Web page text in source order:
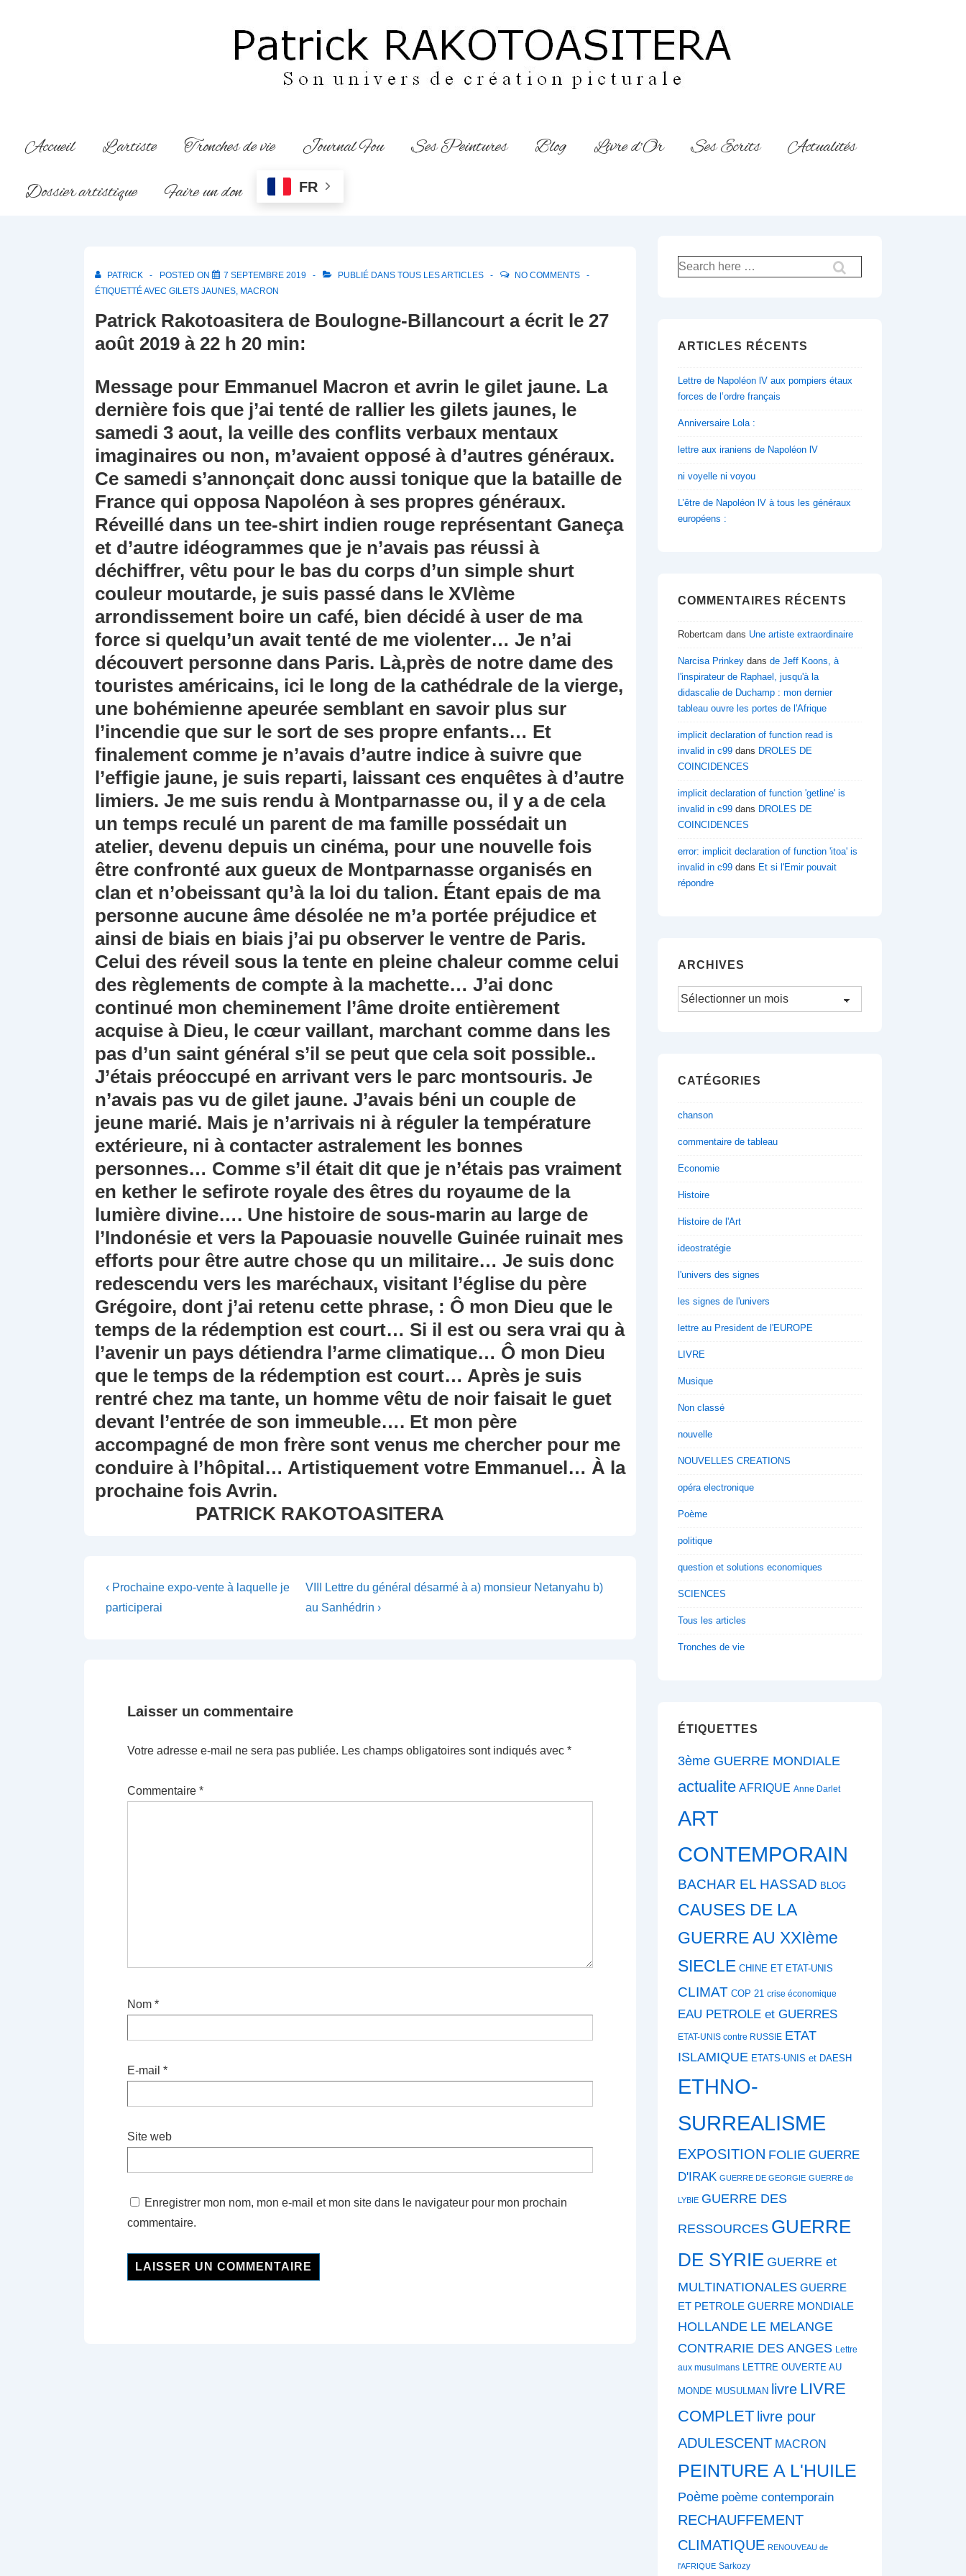
Navigation
Accueil L’artiste Tronches de vie Journal Fou Ses Peintures Blog Livre d’Or Ses Ecrits
Actualités
Dossier artistique
Faire un don FR
PATRICK POSTED ON 7 SEPTEMBRE 2019 PUBLIÉ DANS TOUS LES ARTICLES
NO COMMENTS
ÉTIQUETTÉ AVEC GILETS JAUNES, MACRON
Patrick Rakotoasitera de Boulogne-Billancourt a écrit le 27
août 2019 à 22 h 20 min:
Message pour Emmanuel Macron et avrin le gilet jaune. La
dernière fois que j’ai tenté de rallier les gilets jaunes, le
samedi 3 aout, la veille des conflits verbaux mentaux
imaginaires ou non, m’avaient opposé à d’autres généraux.
Ce samedi s’annonçait donc aussi tonique que la bataille de
France qui opposa Napoléon à ses propres généraux.
Réveillé dans un tee-shirt indien rouge représentant Ganeça
et d’autre idéogrammes que je n’avais pas réussi à
déchiffrer, vêtu pour le bas du corps d’un simple shurt
couleur moutarde, je suis passé dans le XVIème
arrondissement boire un café, bien décidé à user de ma
force si quelqu’un avait tenté de me violenter… Je n’ai
découvert personne dans Paris. Là,près de notre dame des
touristes américains, ici le long de la cathédrale de la vierge,
une bohémienne apeurée semblant en savoir plus sur
l’incendie que sur le sort de ses propre enfants… Et
finalement comme je n’avais d’autre indice à suivre que
l’effigie jaune, je suis reparti, laissant ces enquêtes à d’autre
limiers. Je me suis rendu à Montparnasse ou, il y a de cela
un temps reculé un parent de ma famille possédait un
atelier, devenu depuis un cinéma, pour une nouvelle fois
être confronté aux gueux de Montparnasse organisés en
clan et n’obeissant qu’à la loi du talion. Étant epais de ma
personne aucune âme désolée ne m’a portée préjudice et
ainsi de biais en biais j’ai pu observer le ventre de Paris.
Celui des réveil sous la tente en pleine chaleur comme celui
des règlements de compte à la machette… J’ai donc
continué mon cheminement l’âme droite entièrement
acquise à Dieu, le cœur vaillant, marchant comme dans les
pas d’un saint général s’il se peut que cela soit possible..
J’étais préoccupé en arrivant vers le parc montsouris. Je
n’avais pas vu de gilet jaune. J’avais béni un couple de
jeune marié. Mais je n’arrivais ni à réguler la température
extérieure, ni à contacter astralement les bonnes
personnes… Comme s’il était dit que je n’étais pas vraiment
en kether le sefirote royale des êtres du royaume de la
lumière divine…. Une histoire de sous-marin au large de
l’Indonésie et vers la Papouasie nouvelle Guinée ruinait mes
efforts pour être autre chose qu un militaire… Je suis donc
redescendu vers les maréchaux, visitant l’église du père
Grégoire, dont j’ai retenu cette phrase, : Ô mon Dieu que le
temps de la rédemption est court… Si il est ou sera vrai qu à
l’avenir un pays détiendra l’arme climatique… Ô mon Dieu
que le temps de la rédemption est court… Après je suis
rentré chez ma tante, un homme vêtu de noir faisait le guet
devant l’entrée de son immeuble…. Et mon père
accompagné de mon frère sont venus me chercher pour me
conduire à l’hôpital… Artistiquement votre Emmanuel… À la
prochaine fois Avrin.
PATRICK RAKOTOASITERA
Navigation
de
Previous
Post
‹ Prochaine expo-vente à laquelle je
participerai
Next
Post
VIII Lettre du général désarmé à a) monsieur Netanyahu b)
au Sanhédrin ›
Laisser un commentaire
Votre adresse e-mail ne sera pas publiée. Les champs obligatoires sont indiqués avec *
Commentaire *
Nom *
E-mail *
Site web
Enregistrer mon nom, mon e-mail et mon site dans le navigateur pour mon prochain
commentaire.
Recherche
pour:
ARTICLES RÉCENTS
Lettre de Napoléon lV aux pompiers étaux
forces de l’ordre français
Anniversaire Lola :
lettre aux iraniens de Napoléon lV
ni voyelle ni voyou
L’être de Napoléon lV à tous les généraux
européens :
COMMENTAIRES RÉCENTS
Robertcam dans Une artiste extraordinaire
Narcisa Prinkey dans de Jeff Koons, à
l'inspirateur de Raphael, jusqu'à la
didascalie de Duchamp : mon dernier
tableau ouvre les portes de l'Afrique
implicit declaration of function read is
invalid in c99 dans DROLES DE
COINCIDENCES
implicit declaration of function 'getline' is
invalid in c99 dans DROLES DE
COINCIDENCES
error: implicit declaration of function 'itoa' is
invalid in c99 dans Et si l'Emir pouvait
répondre
ARCHIVES
Archives
CATÉGORIES
chanson
commentaire de tableau
Economie
Histoire
Histoire de l'Art
ideostratégie
l'univers des signes
les signes de l'univers
lettre au President de l'EUROPE
LIVRE
Musique
Non classé
nouvelle
NOUVELLES CREATIONS
opéra electronique
Poème
politique
question et solutions economiques
SCIENCES
Tous les articles
Tronches de vie
ÉTIQUETTES
3ème GUERRE MONDIALE
actualite AFRIQUE Anne Darlet
ART
CONTEMPORAIN
BACHAR EL HASSAD BLOG
CAUSES DE LA
GUERRE AU XXIème
SIECLE CHINE ET ETAT-UNIS
CLIMAT COP 21 crise économique
EAU PETROLE et GUERRES
ETAT-UNIS contre RUSSIE ETAT
ISLAMIQUE ETATS-UNIS et DAESH
ETHNO-
SURREALISME
EXPOSITION FOLIE GUERRE
D'IRAK GUERRE DE GEORGIE GUERRE de
LYBIE GUERRE DES
RESSOURCES GUERRE
DE SYRIE GUERRE et
MULTINATIONALES GUERRE
ET PETROLE GUERRE MONDIALE
HOLLANDE LE MELANGE
CONTRARIE DES ANGES Lettre
aux musulmans LETTRE OUVERTE AU
MONDE MUSULMAN livre LIVRE
COMPLET livre pour
ADULESCENT MACRON
PEINTURE A L'HUILE
Poème poème contemporain
RECHAUFFEMENT
CLIMATIQUE RENOUVEAU de
l'AFRIQUE Sarkozy